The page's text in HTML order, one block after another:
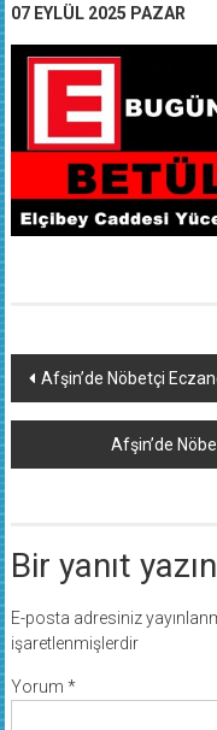
07 EYLÜL 2025 PAZAR
Yazı
dolaşımı
Afşin’de Nöbetçi
Afşin’de
Bir yanıt yazın
E-posta adresiniz
işaretlenmişlerdir
Yorum *